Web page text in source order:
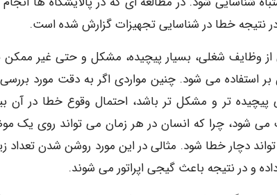
وظایف شغلی، بسیار پیچیده، مشکل و حتی غیر ممکن
استفاده می شود. چنین مواردی اگر به دقت مورد بررسی
تر و مشکل تر باشد، احتمال وقوع خطا در آن
می شود، چرا که انسان در هر زمان می تواند روی یک
دچار خطا شود. مثالی در این مورد روشن شدن تعداد
و در نتیجه باعث گیجی اپراتور می شوند.